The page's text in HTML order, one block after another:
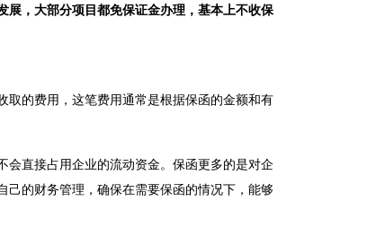
展，大部分项目都免保证金办理，基本上不收保
取的费用，这笔费用通常是根据保函的金额和有
会直接占用企业的流动资金。保函更多的是对企
己的财务管理，确保在需要保函的情况下，能够